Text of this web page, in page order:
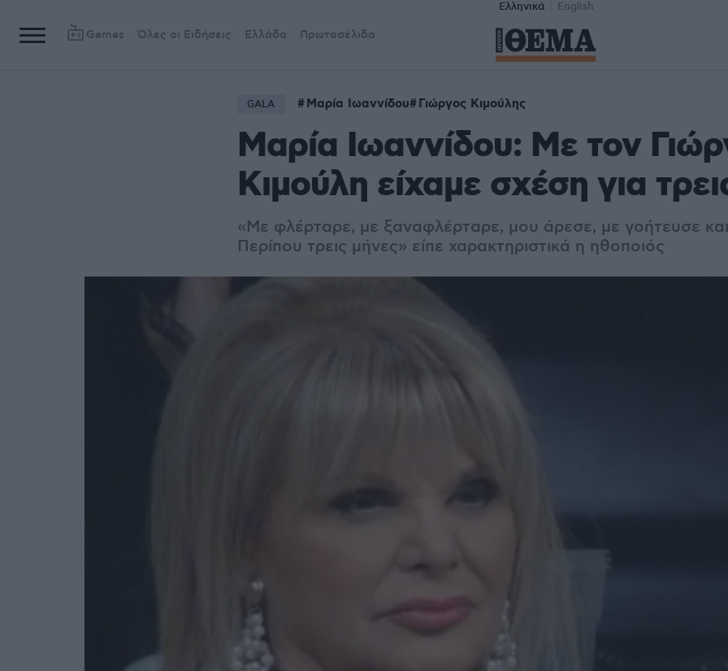
Ελληνικά English
Games Όλες οι Ειδήσεις Ελλάδα Πρωτοσέλιδα
GALA Μαρία Ιωαννίδου Γιώργος Κιμούλης
Μαρία Ιωαννίδου: Με τον
Κιμούλη είχαμε σχέση για
«Με φλέρταρε, με ξαναφλέρταρε, μου άρεσε, με γοήτευσε
Περίπου τρεις μήνες» είπε χαρακτηριστικά η ηθοποιός